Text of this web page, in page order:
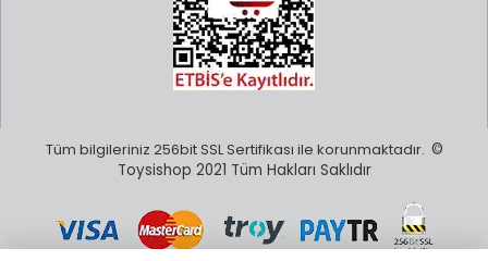
Tüm bilgileriniz 256bit SSL Sertifikası ile korunmaktadır. ©
Toysishop 2021 Tüm Hakları Saklıdır